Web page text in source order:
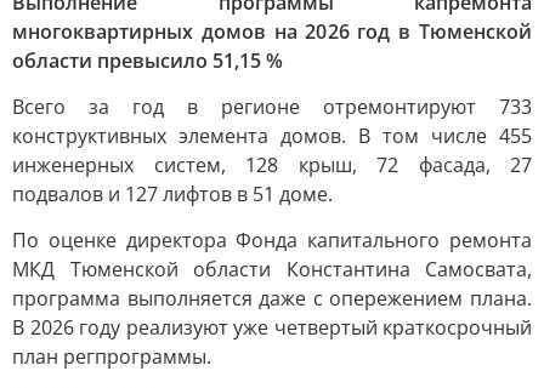
многоквартирных домов на 2026 год в Тюменской
области превысило 51,15 %
Всего за год в регионе отремонтируют 733
конструктивных элемента домов. В том числе 455
инженерных систем, 128 крыш, 72 фасада, 27
подвалов и 127 лифтов в 51 доме.
По оценке директора Фонда капитального ремонта
МКД Тюменской области Константина Самосвата,
программа выполняется даже с опережением плана.
В 2026 году реализуют уже четвертый краткосрочный
план регпрограммы.